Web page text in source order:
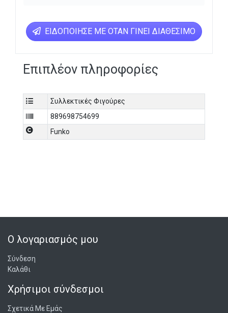
ΕΙΔΟΠΟΊΗΣΕ ΜΕ ΌΤΑΝ ΓΊΝΕΙ ΔΙΑΘΈΣΙΜΟ
Επιπλέον πληροφορίες
Συλλεκτικές Φιγούρες
889698754699
Funko
Ο λογαριασμός μου
Σύνδεση
Καλάθι
Χρήσιμοι σύνδεσμοι
Σχετικά Με Εμάς